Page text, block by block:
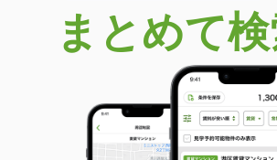
静岡県静岡市駿河区馬渕２丁目
価 格
1万円
静岡県静岡市駿河区
貸駐車場
使用面積 -
静岡県静岡市駿河区中原
まとめて検